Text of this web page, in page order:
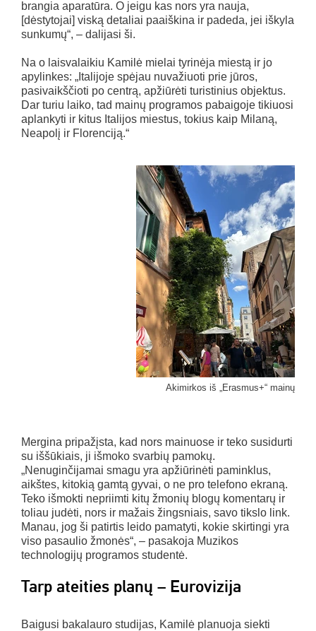
brangia aparatūra. O jeigu kas nors yra nauja,
[dėstytojai] viską detaliai paaiškina ir padeda, jei iškyla
sunkumų“, – dalijasi ši.
Na o laisvalaikiu Kamilė mielai tyrinėja miestą ir jo
apylinkes: „Italijoje spėjau nuvažiuoti prie jūros,
pasivaikščioti po centrą, apžiūrėti turistinius objektus.
Dar turiu laiko, tad mainų programos pabaigoje tikiuosi
aplankyti ir kitus Italijos miestus, tokius kaip Milaną,
Neapolį ir Florenciją.“
Akimirkos iš „Erasmus+“ mainų
Mergina pripažįsta, kad nors mainuose ir teko susidurti
su iššūkiais, ji išmoko svarbių pamokų.
„Nenuginčijamai smagu yra apžiūrinėti paminklus,
aikštes, kitokią gamtą gyvai, o ne pro telefono ekraną.
Teko išmokti nepriimti kitų žmonių blogų komentarų ir
toliau judėti, nors ir mažais žingsniais, savo tikslo link.
Manau, jog ši patirtis leido pamatyti, kokie skirtingi yra
viso pasaulio žmonės“, – pasakoja Muzikos
technologijų programos studentė.
Tarp ateities planų – Eurovizija
Baigusi bakalauro studijas, Kamilė planuoja siekti